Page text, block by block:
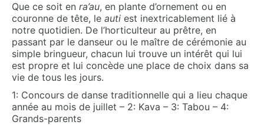
Que ce soit en ra’au, en plante d’ornement ou en
couronne de tête, le auti est inextricablement lié à
notre quotidien. De l’horticulteur au prêtre, en
passant par le danseur ou le maître de cérémonie au
simple bringueur, chacun lui trouve un intérêt qui lui
est propre et lui concède une place de choix dans sa
vie de tous les jours.
1: Concours de danse traditionnelle qui a lieu chaque
année au mois de juillet – 2: Kava – 3: Tabou – 4:
Grands-parents